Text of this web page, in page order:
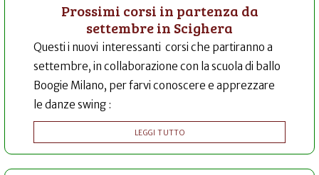
Prossimi corsi in partenza da
settembre in Scighera
Questi i nuovi interessanti corsi che partiranno a
settembre, in collaborazione con la scuola di ballo
Boogie Milano, per farvi conoscere e apprezzare
le danze swing :
LEGGI TUTTO